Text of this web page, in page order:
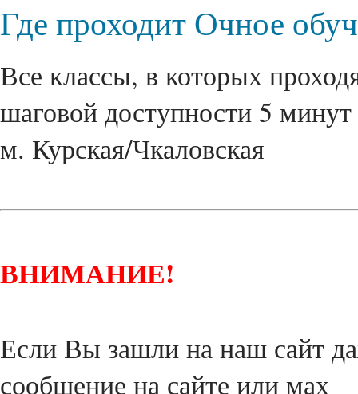
Где проходит Очное
Все классы, в которых
шаговой доступности 5
м. Курская/Чкаловская
ВНИМАНИЕ!
Если Вы зашли на наш сайт
сообщение на сайте или мах